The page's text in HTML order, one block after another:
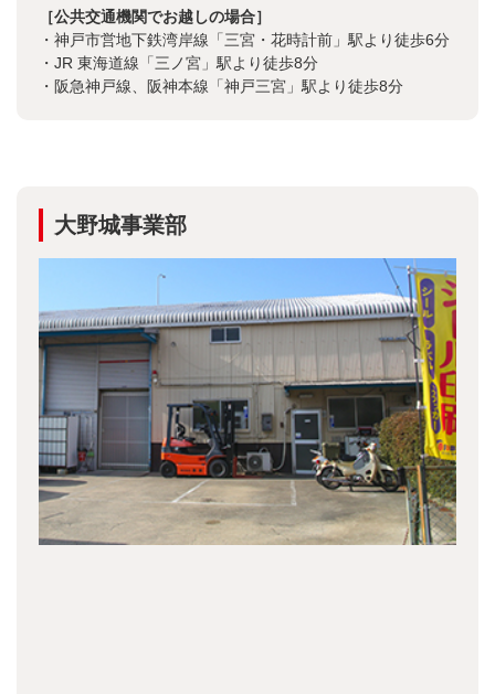
［公共交通機関でお越しの場合］
・神戸市営地下鉄湾岸線「三宮・花時計前」駅より徒歩6分
・JR 東海道線「三ノ宮」駅より徒歩8分
・阪急神戸線、阪神本線「神戸三宮」駅より徒歩8分
大野城事業部